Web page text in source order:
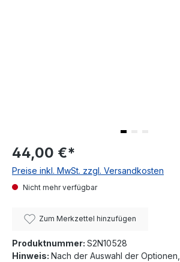
44,00 €*
Preise inkl. MwSt. zzgl. Versandkosten
Nicht mehr verfügbar
Zum Merkzettel hinzufügen
Produktnummer: S2N10528
Hinweis: Nach der Auswahl der